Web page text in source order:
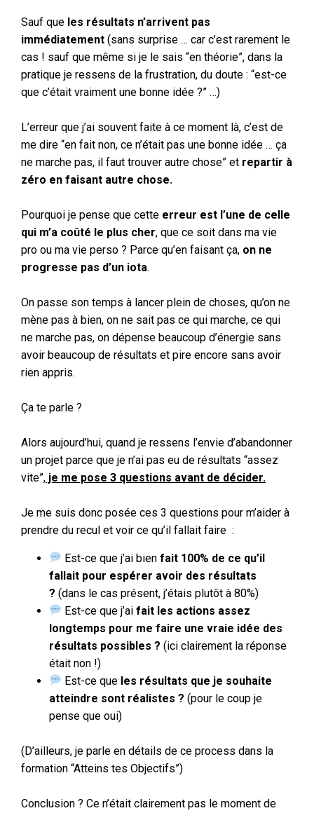
Sauf que les résultats n’arrivent pas
immédiatement (sans surprise … car c’est rarement le
cas ! sauf que même si je le sais “en théorie”, dans la
pratique je ressens de la frustration, du doute : “est-ce
que c’était vraiment une bonne idée ?” …)
L’erreur que j’ai souvent faite à ce moment là, c’est de
me dire “en fait non, ce n’était pas une bonne idée … ça
ne marche pas, il faut trouver autre chose” et repartir à
zéro en faisant autre chose.
Pourquoi je pense que cette erreur est l’une de celle
qui m’a coûté le plus cher, que ce soit dans ma vie
pro ou ma vie perso ? Parce qu’en faisant ça, on ne
progresse pas d’un iota.
On passe son temps à lancer plein de choses, qu’on ne
mène pas à bien, on ne sait pas ce qui marche, ce qui
ne marche pas, on dépense beaucoup d’énergie sans
avoir beaucoup de résultats et pire encore sans avoir
rien appris.
Ça te parle ?
Alors aujourd’hui, quand je ressens l’envie d’abandonner
un projet parce que je n’ai pas eu de résultats “assez
vite”, je me pose 3 questions avant de décider.
Je me suis donc posée ces 3 questions pour m’aider à
prendre du recul et voir ce qu’il fallait faire :
Est-ce que j’ai bien fait 100% de ce qu’il
fallait pour espérer avoir des résultats
? (dans le cas présent, j’étais plutôt à 80%)
Est-ce que j’ai fait les actions assez
longtemps pour me faire une vraie idée des
résultats possibles ? (ici clairement la réponse
était non !)
Est-ce que les résultats que je souhaite
atteindre sont réalistes ? (pour le coup je
pense que oui)
(D’ailleurs, je parle en détails de ce process dans la
formation “Atteins tes Objectifs”)
Conclusion ? Ce n’était clairement pas le moment de